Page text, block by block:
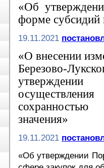
«Об
форме субсидий
19.11.2021
«О внесении
Березово-
утверждении
значения»
19.11.2021
«Об утверждении